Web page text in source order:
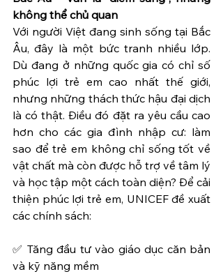
không thể chủ quan
Với người Việt đang sinh sống tại Bắc
Âu, đây là một bức tranh nhiều lớp.
Dù đang ở những quốc gia có chỉ số
phúc lợi trẻ em cao nhất thế giới,
nhưng những thách thức hậu đại dịch
là có thật. Điều đó đặt ra yêu cầu cao
hơn cho các gia đình nhập cư: làm
sao để trẻ em không chỉ sống tốt về
vật chất mà còn được hỗ trợ về tâm lý
và học tập một cách toàn diện? Để cải
thiện phúc lợi trẻ em, UNICEF đề xuất
các chính sách:
✅ Tăng đầu tư vào giáo dục căn bản
và kỹ năng mềm